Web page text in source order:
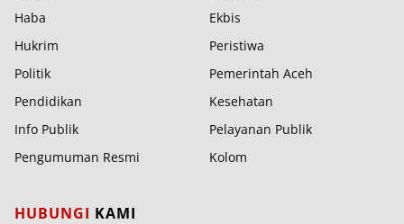
Haba
Ekbis
Hukrim
Peristiwa
Politik
Pemerintah Aceh
Pendidikan
Kesehatan
Info Publik
Pelayanan Publik
Pengumuman Resmi
Kolom
HUBUNGI KAMI